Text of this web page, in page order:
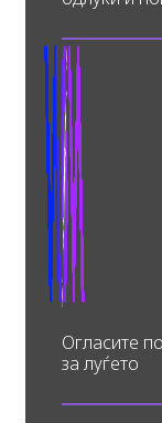
Огласите
за луѓето